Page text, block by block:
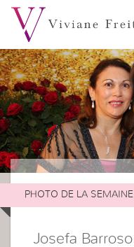
PHOTO DE LA SEMAINE
Josefa Barroso